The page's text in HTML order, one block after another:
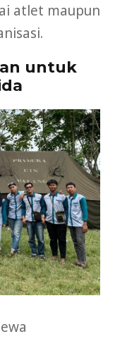
atlet maupun
untuk